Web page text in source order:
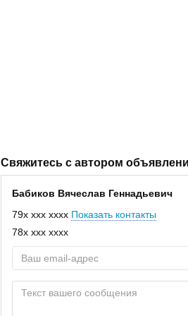
Свяжитесь с автором
Бабиков Вячеслав Геннадьевич
79x xxx xxxx Показать контакты
78x xxx xxxx